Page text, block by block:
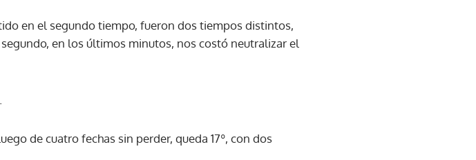
en el segundo tiempo, fueron dos tiempos distintos,
en los últimos minutos, nos costó neutralizar el
de cuatro fechas sin perder, queda 17º, con dos